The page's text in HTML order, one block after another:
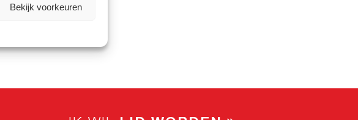
Bekijk voorkeuren